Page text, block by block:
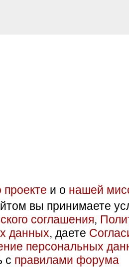
проекте и о нашей
вы принимаете
соглашения,
данных, даете
персональных
с правилами форума